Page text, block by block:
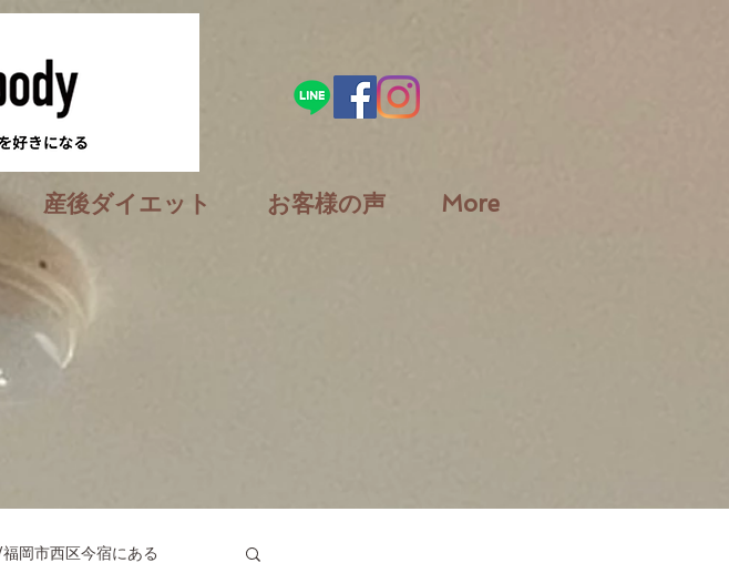
産後ダイエット お客様の声 More
岡市西区今宿にある